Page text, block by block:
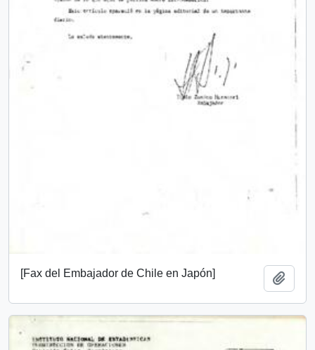
[Fax del Embajador de Chile en Japón]